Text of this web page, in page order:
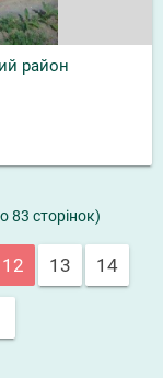
район
83 сторінок)
12 13 14